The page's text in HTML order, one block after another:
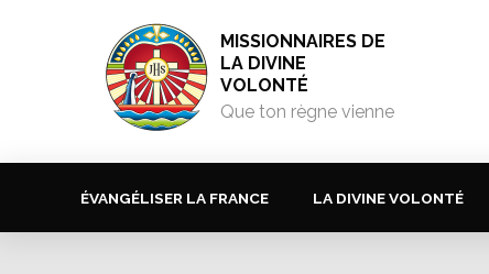
MISSIONNAIRES DE
LA DIVINE
VOLONTÉ
Que ton règne vienne
ÉVANGÉLISER LA FRANCE LA DIVINE VOLONTÉ